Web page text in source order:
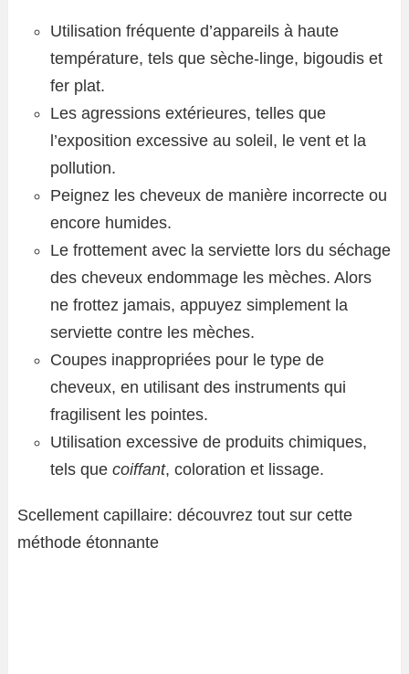
Utilisation fréquente d’appareils à haute
température, tels que sèche-linge, bigoudis et
fer plat.
Les agressions extérieures, telles que
l’exposition excessive au soleil, le vent et la
pollution.
Peignez les cheveux de manière incorrecte ou
encore humides.
Le frottement avec la serviette lors du séchage
des cheveux endommage les mèches. Alors
ne frottez jamais, appuyez simplement la
serviette contre les mèches.
Coupes inappropriées pour le type de
cheveux, en utilisant des instruments qui
fragilisent les pointes.
Utilisation excessive de produits chimiques,
tels que coiffant, coloration et lissage.
Scellement capillaire: découvrez tout sur cette
méthode étonnante